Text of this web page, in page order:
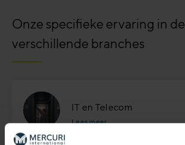
Onze specifieke ervaring in de
verschillende branches
IT en Telecom
Lees meer